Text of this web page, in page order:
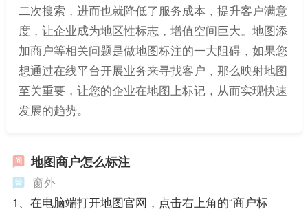
二次搜索，进而也就降低了服务成本，提升客户满意
度，让企业成为地区性标志，增值空间巨大。地图添
加商户等相关问题是做地图标注的一大阻碍，如果您
想通过在线平台开展业务来寻找客户，那么映射地图
至关重要，让您的企业在地图上标记，从而实现快速
发展的趋势。
地图商户怎么标注
窗外
1、在电脑端打开地图官网，点击右上角的“商户标